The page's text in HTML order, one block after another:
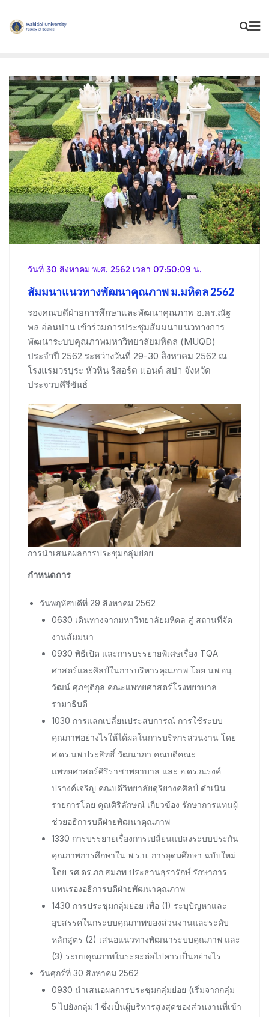
content
วันที่ 30 สิงหาคม พ.ศ. 2562 เวลา 07:50:09 น.
สัมมนาแนวทางพัฒนาคุณภาพ ม.มหิดล 2562
รองคณบดีฝ่ายการศึกษาและพัฒนาคุณภาพ อ.ดร.ณัฐ
พล อ่อนปาน เข้าร่วมการประชุมสัมมนาแนวทางการ
พัฒนาระบบคุณภาพมหาวิทยาลัยมหิดล (MUQD)
ประจำปี 2562 ระหว่างวันที่ 29-30 สิงหาคม 2562 ณ
โรงแรมวรบุระ หัวหิน รีสอร์ต แอนด์ สปา จังหวัด
ประจวบคีรีขันธ์
การนำเสนอผลการประชุมกลุ่มย่อย
กำหนดการ
วันพฤหัสบดีที่ 29 สิงหาคม 2562
0630 เดินทางจากมหาวิทยาลัยมหิดล สู่ สถานที่จัด
งานสัมมนา
0930 พิธีเปิด และการบรรยายพิเศษเรื่อง TQA
ศาสตร์และศิลป์ในการบริหารคุณภาพ โดย นพ.อนุ
วัฒน์ ศุภชุติกุล คณะแพทยศาสตร์โรงพยาบาล
รามาธิบดี
1030 การแลกเปลี่ยนประสบการณ์ การใช้ระบบ
คุณภาพอย่างไรให้ได้ผลในการบริหารส่วนงาน โดย
ศ.ดร.นพ.ประสิทธิ์ วัฒนาภา คณบดีคณะ
แพทยศาสตร์ศิริราชาพยาบาล และ อ.ดร.ณรงค์
ปรางค์เจริญ คณบดีวิทยาลัยดุริยางคศิลป์ ดำเนิน
รายการโดย คุณศิริลักษณ์ เกี่ยวข้อง รักษาการแทนผู้
ช่วยอธิการบดีฝ่ายพัฒนาคุณภาพ
1330 การบรรยายเรื่องการเปลี่ยนแปลงระบบประกัน
คุณภาพการศึกษาใน พ.ร.บ. การอุดมศึกษา ฉบับใหม่
โดย รศ.ดร.ภก.สมภพ ประธานธุรารักษ์ รักษาการ
แทนรองอธิการบดีฝ่ายพัฒนาคุณภาพ
1430 การประชุมกลุ่มย่อย เพื่อ (1) ระบุปัญหาและ
อุปสรรคในกระบบคุณภาพของส่วนงานและระดับ
หลักสูตร (2) เสนอแนวทางพัฒนาระบบคุณภาพ และ
(3) ระบบคุณภาพในระยะต่อไปควรเป็นอย่างไร
วันศุกร์ที่ 30 สิงหาคม 2562
0930 นำเสนอผลการประชุมกลุ่มย่อย (เริ่มจากกลุ่ม
5 ไปยังกลุ่ม 1 ซึ่งเป็นผู้บริหารสูงสุดของส่วนงานที่เข้า